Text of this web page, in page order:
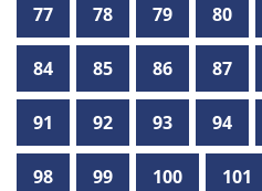
77 78 79 80
84 85 86 87
91 92 93 94
98 99 100 101